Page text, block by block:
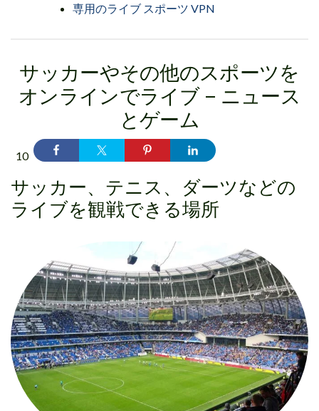
専用のライブ スポーツ VPN
サッカーやその他のスポーツを
オンラインでライブ – ニュース
とゲーム
10
サッカー、テニス、ダーツなどの
ライブを観戦できる場所